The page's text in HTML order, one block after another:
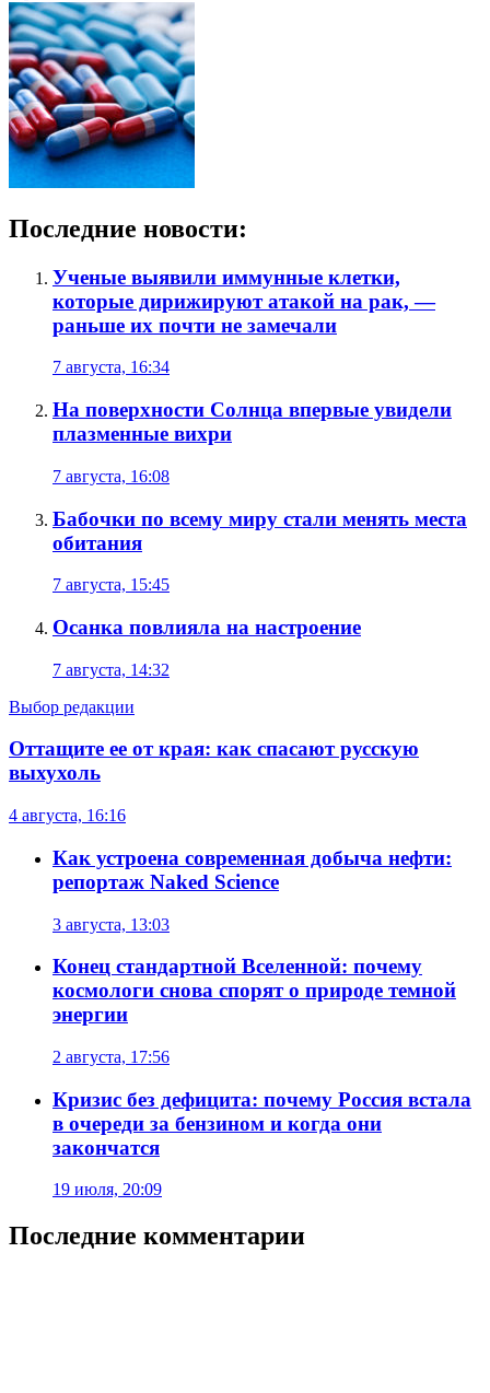
Последние новости:
Ученые выявили иммунные клетки,
которые дирижируют атакой на рак, —
раньше их почти не замечали
7 августа, 16:34
На поверхности Солнца впервые увидели
плазменные вихри
7 августа, 16:08
Бабочки по всему миру стали менять места
обитания
7 августа, 15:45
Осанка повлияла на настроение
7 августа, 14:32
Выбор редакции
Оттащите ее от края: как спасают русскую
выхухоль
4 августа, 16:16
Как устроена современная добыча нефти:
репортаж Naked Science
3 августа, 13:03
Конец стандартной Вселенной: почему
космологи снова спорят о природе темной
энергии
2 августа, 17:56
Кризис без дефицита: почему Россия встала
в очереди за бензином и когда они
закончатся
19 июля, 20:09
Последние комментарии